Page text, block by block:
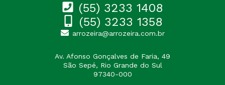
(55) 3233 1408
(55) 3233 1358
arrozeira@arrozeira.com.br
Av. Afonso Gonçalves de Faria, 49
São Sepé, Rio Grande do Sul
97340-000